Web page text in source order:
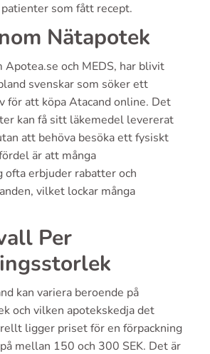
som fått recept.
Nätapotek
Apotea.se och MEDS, har blivit
svenskar som söker ett
för att köpa Atacand online. Det
kan få sitt läkemedel levererat
att behöva besöka ett fysiskt
är att många
ofta erbjuder rabatter och
vilket lockar många
Per
kan variera beroende på
och vilken apotekskedja det
ligger priset för en förpackning
mellan 150 och 300 SEK. Det är